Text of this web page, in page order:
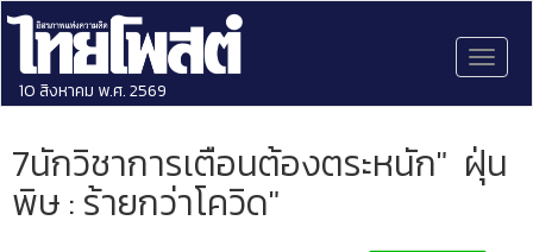
10 สิงหาคม พ.ศ. 2569
7นักวิชาการเตือนต้องตระหนัก" ฝุ่น
พิษ : ร้ายกว่าโควิด"